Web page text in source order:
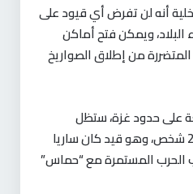
أنه لن تفرض أي قيود على
ويمكن فتح أماكن
من إطلاق الصواريخ
على حدود غزة، ستظل
التجمعات محدودة بـ 2000 شخص، وهو قيد كان ساريا
الحرب المستمرة مع “حماس”